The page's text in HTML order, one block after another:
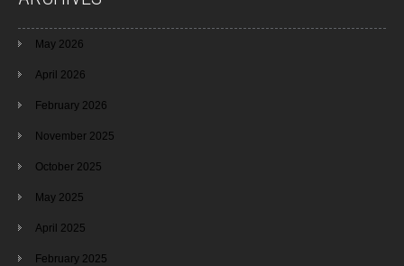
May 2026
April 2026
February 2026
November 2025
October 2025
May 2025
April 2025
February 2025